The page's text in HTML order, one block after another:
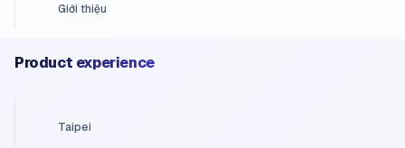
Giới thiệu
Product experience
Taipei